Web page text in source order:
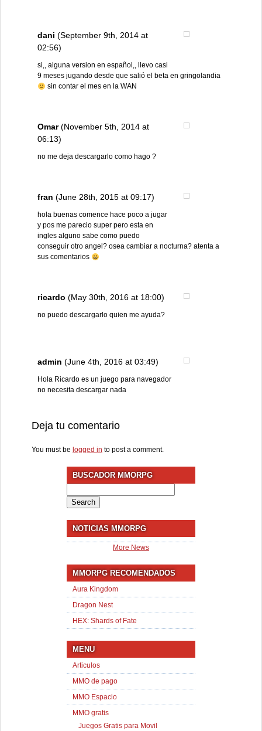
dani (September 9th, 2014 at
02:56)
si,, alguna version en español,, llevo casi
9 meses jugando desde que salió el beta en gringolandia
sin contar el mes en la WAN
Omar(November 5th, 2014 at
06:13)
no me deja descargarlo como hago ?
fran (June 28th, 2015 at 09:17)
hola buenas comence hace poco a jugar
y pos me parecio super pero esta en
ingles alguno sabe como puedo
conseguir otro angel? osea cambiar a nocturna? atenta a
sus comentarios
ricardo (May 30th, 2016 at 18:00)
no puedo descargarlo quien me ayuda?
admin (June 4th, 2016 at 03:49)
Hola Ricardo es un juego para navegador
no necesita descargar nada
Deja tu comentario
You must be logged in to post a comment.
BUSCADOR MMORPG
for:
NOTICIAS MMORPG
More News
MMORPG RECOMENDADOS
Aura Kingdom
Dragon Nest
HEX: Shards of Fate
MENU
Articulos
MMO de pago
MMO Espacio
MMO gratis
Juegos Gratis para Movil